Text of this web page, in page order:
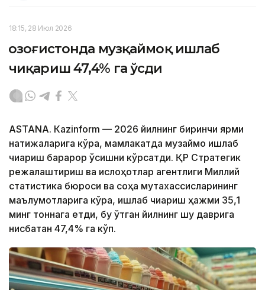
18:15, 28 Июл 2026
Қозоғистонда музқаймоқ ишлаб
чиқариш 47,4% га ўсди
ASTANА. Каzinform — 2026 йилнинг биринчи ярми
натижаларига кўра, мамлакатда музқаймоқ ишлаб
чиқариш барқарор ўсишни кўрсатди. ҚР Стратегик
режалаштириш ва ислоҳотлар агентлиги Миллий
статистика бюроси ва соҳа мутахассисларининг
маълумотларига кўра, ишлаб чиқариш ҳажми 35,1
минг тоннага етди, бу ўтган йилнинг шу даврига
нисбатан 47,4% га кўп.